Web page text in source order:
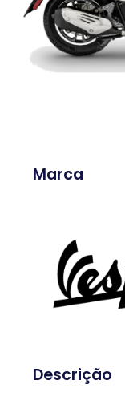
Marca
Descrição